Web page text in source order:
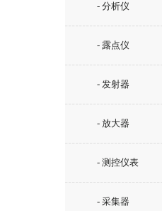
- 分析仪
- 露点仪
- 发射器
- 放大器
- 测控仪表
- 采集器